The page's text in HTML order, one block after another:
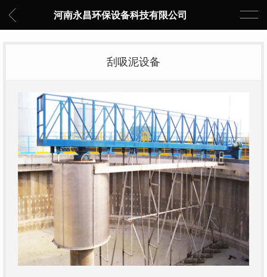
河南永昌环保设备科技有限公司
刮吸泥设备